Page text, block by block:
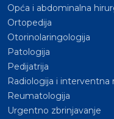
Opća i abdominalna
Ortopedija
Otorinolaringologija
Patologija
Pedijatrija
Radiologija i interventna
Reumatologija
Urgentno zbrinjavanje